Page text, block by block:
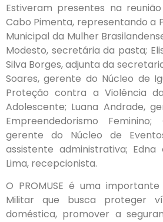
Estiveram presentes na
Cabo Pimenta, representando a
Municipal da Mulher
Modesto, secretária da pasta;
Silva Borges, adjunta da
Soares, gerente do Núcleo de
Proteção contra a Violência
Adolescente; Luana Andrade,
Empreendedorismo Feminino;
gerente do Núcleo de
assistente administrativa; Edna
Lima, recepcionista.
O PROMUSE é uma
Militar que busca proteger
doméstica, promover a